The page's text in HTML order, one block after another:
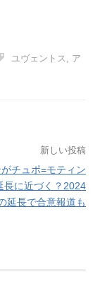
ユヴェントス
ア
新しい投稿
チュポ=モティン
長に近づく？2024
延長で合意報道も